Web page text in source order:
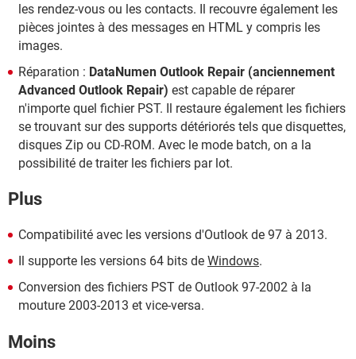
les rendez-vous ou les contacts. Il recouvre également les
pièces jointes à des messages en HTML y compris les
images.
Réparation : DataNumen Outlook Repair (anciennement
Advanced Outlook Repair) est capable de réparer
n'importe quel fichier PST. Il restaure également les fichiers
se trouvant sur des supports détériorés tels que disquettes,
disques Zip ou CD-ROM. Avec le mode batch, on a la
possibilité de traiter les fichiers par lot.
Plus
Compatibilité avec les versions d'Outlook de 97 à 2013.
Il supporte les versions 64 bits de Windows.
Conversion des fichiers PST de Outlook 97-2002 à la
mouture 2003-2013 et vice-versa.
Moins